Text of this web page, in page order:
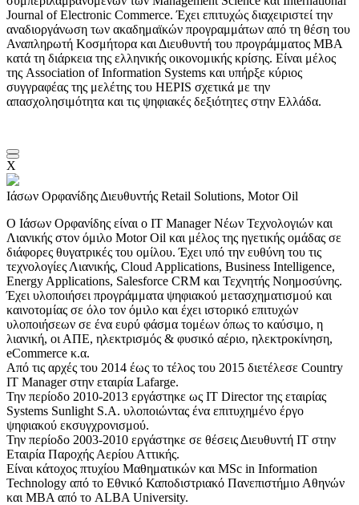
Journal of Electronic Commerce. Έχει επιτυχώς διαχειριστεί την
αναδιοργάνωση των ακαδημαϊκών προγραμμάτων από τη θέση του
Αναπληρωτή Κοσμήτορα και Διευθυντή του προγράμματος MBA
κατά τη διάρκεια της ελληνικής οικονομικής κρίσης. Είναι μέλος
της Association of Information Systems και υπήρξε κύριος
συγγραφέας της μελέτης του HEPIS σχετικά με την
απασχολησιμότητα και τις ψηφιακές δεξιότητες στην Ελλάδα.
X
Ιάσων Ορφανίδης Διευθυντής Retail Solutions, Motor Oil
Ο Ιάσων Ορφανίδης είναι ο ΙΤ Manager Νέων Τεχνολογιών και
Λιανικής στον όμιλο Motor Oil και μέλος της ηγετικής ομάδας σε
διάφορες θυγατρικές του ομίλου. Έχει υπό την ευθύνη του τις
τεχνολογίες Λιανικής, Cloud Applications, Business Intelligence,
Energy Applications, Salesforce CRM και Τεχνητής Νοημοσύνης.
Έχει υλοποιήσει προγράμματα ψηφιακού μετασχηματισμού και
καινοτομίας σε όλο τον όμιλο και έχει ιστορικό επιτυχών
υλοποιήσεων σε ένα ευρύ φάσμα τομέων όπως το καύσιμο, η
λιανική, οι ΑΠΕ, ηλεκτρισμός & φυσικό αέριο, ηλεκτροκίνηση,
eCommerce κ.α.
Από τις αρχές του 2014 έως το τέλος του 2015 διετέλεσε Country
IT Manager στην εταιρία Lafarge.
Την περίοδο 2010-2013 εργάστηκε ως IT Director της εταιρίας
Systems Sunlight S.A. υλοποιώντας ένα επιτυχημένο έργο
ψηφιακού εκσυγχρονισμού.
Την περίοδο 2003-2010 εργάστηκε σε θέσεις Διευθυντή ΙΤ στην
Εταιρία Παροχής Αερίου Αττικής.
Είναι κάτοχος πτυχίου Μαθηματικών και MSc in Information
Technology από το Εθνικό Καποδιστριακό Πανεπιστήμιο Αθηνών
και ΜΒΑ από το ALBA University.